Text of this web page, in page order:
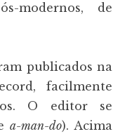
modernos, de
publicados na
facilmente
O editor se
a-man-do). Acima